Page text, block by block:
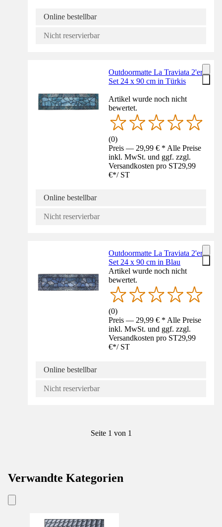
Online bestellbar
Nicht reservierbar
Outdoormatte La Traviata 2'er
Set 24 x 90 cm in Türkis
Artikel wurde noch nicht
bewertet.
(0)
Preis — 29,99 € * Alle Preise
inkl. MwSt. und ggf. zzgl.
Versandkosten pro ST29,99
€*/ ST
Online bestellbar
Nicht reservierbar
Outdoormatte La Traviata 2'er
Set 24 x 90 cm in Blau
Artikel wurde noch nicht
bewertet.
(0)
Preis — 29,99 € * Alle Preise
inkl. MwSt. und ggf. zzgl.
Versandkosten pro ST29,99
€*/ ST
Online bestellbar
Nicht reservierbar
Seite 1 von 1
Verwandte Kategorien